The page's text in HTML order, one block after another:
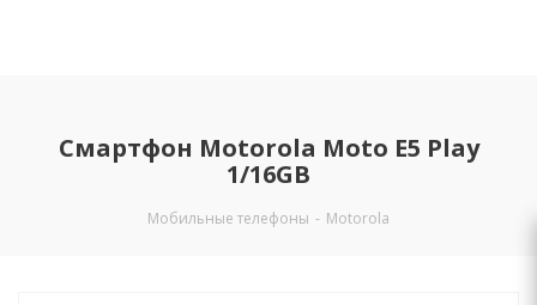
Смартфон Motorola Moto E5 Play
1/16GB
Мобильные телефоны - Motorola